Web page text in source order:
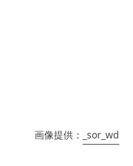
画像提供： _sor_wd